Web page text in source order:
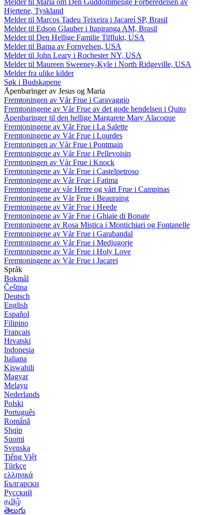
Hjertene, Tyskland
Melder til Marcos Tadeu Teixeira i Jacareí SP, Brasil
Melder til Edson Glauber i Itapiranga AM, Brasil
Melder til Den Hellige Familie Tilflukt, USA
Melder til Barna av Fornyelsen, USA
Melder til John Leary i Rochester NY, USA
Melder til Maureen Sweeney-Kyle i North Ridgeville, USA
Melder fra ulike kilder
Søk i Budskapene
Åpenbaringer av Jesus og Maria
Fremtoningen av Vår Frue i Caravaggio
Fremtoningene av Vår Frue av det gode hendelsen i Quito
Åpenbaringer til den hellige Margarete Mary Alacoque
Fremtoningene av Vår Frue i La Salette
Fremtoningene av Vår Frue i Lourdes
Fremtoningen av Vår Frue i Pontmain
Fremtoningene av Vår Frue i Pellevoisin
Fremtoningen av Vår Frue i Knock
Fremtoningene av Vår Frue i Castelpetroso
Fremtoningene av Vår Frue i Fatima
Fremtoningene av vår Herre og vårt Frue i Campinas
Fremtoningene av Vår Frue i Beauraing
Fremtoningene av Vår Frue i Heede
Fremtoningene av Vår Frue i Ghiaie di Bonate
Fremtoningene av Rosa Mistica i Montichiari og Fontanelle
Fremtoningene av Vår Frue i Garabandal
Fremtoningene av Vår Frue i Medjugorje
Fremtoningene av Vår Frue i Holy Love
Fremtoningene av Vår Frue i Jacarei
Språk
Bokmål
Čeština
Deutsch
English
Español
Filipino
Français
Hrvatski
Indonesia
Italiana
Kiswahili
Magyar
Melayu
Nederlands
Polski
Português
Română
Shqip
Suomi
Svenska
Tiếng Việt
Türkçe
ελληνικά
Български
Русский
தமிழ்
తెలుగు